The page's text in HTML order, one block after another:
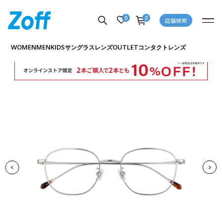
0 0 店舗検索
WOMENMENKIDSサングラスレンズOUTLETコンタクトレンズ
商品詳細ページへ